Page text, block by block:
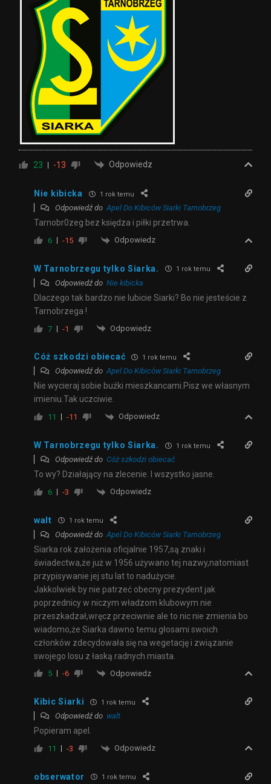
23 -13 Odpowiedz
Nie kibicka 1 rok temu
Odpowiedź doApel Do Kibiców Siarki Tarnobrzeg
Tarnobr0zeg bez księdza i piłki przetrwa.
6 -15 Odpowiedz
W Tarnobrzegu tylko Siarka. 1 rok temu
Odpowiedź do Nie kibicka
Dlaczego tak bardzo nie lubicie Siarki? Bo nie jesteście z
Tarnobrzega !
7 -1 Odpowiedz
Cóż szkodzi obiecać 1 rok temu
Odpowiedź doApel Do Kibiców Siarki Tarnobrzeg
Nie wycieraj sobie buźki mieszkancami.Pisz we własnym
imieniu.Tak uczciwie.
11 -11 Odpowiedz
W Tarnobrzegu tylko Siarka. 1 rok temu
Odpowiedź do Cóż szkodzi obiecać
To wy? Działający na zlecenie. I wszystko jasne.
6 -3 Odpowiedz
walt 1 rok temu
Odpowiedź do Apel Do Kibiców Siarki Tarnobrzeg
Siarka rok założenia oficjalnie 1957,są znaki i
świadectwa,że już w 1956 używano tej nazwy,natomiast
przypisywanie jej stu lat to nadużycie.
Jakkolwiek by nie patrzeć obecny prezydent jak
poprzednicy w niczym władzom klubowym nie
przeszkadzał,wręcz przeciwnie ale to nic nie zmienia bo
wiadomo,że Siarka dawno temu głosami swoich
członków zdecydowała się na wegetację i związanie
swojego losu z łaską radnych miasta.
5 -6 Odpowiedz
Kibic Siarki 1 rok temu
Odpowiedź do walt
Popieram apel.
11 -3 Odpowiedz
obserwator 1 rok temu